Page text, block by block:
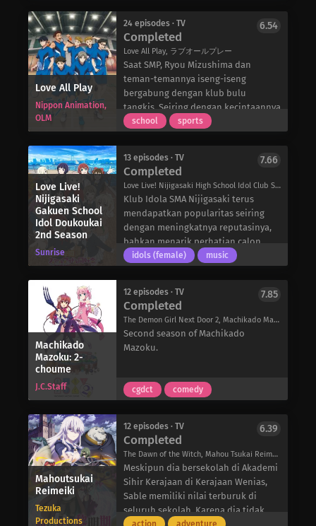
menyembuhkannya, Karla malah
secara tidak sengaja mengeluarkan
kutukan: jika Alvin berada terlalu
jauh darinya, dia akan mati.
Meskipun dipaksa untuk menemani
Karla sampai kutukan itu
dipatahkan, Alvin tetap teguh dalam
ambisinya untuk menjadi petualang
sisinya, perjalanan menuju
tujuannya dapat menjadi lebih
mudah-atau lebih sulit-tergantung
pada keinginan Karla.
setiap kali topik pria muncul. Tanpa
menyadari perasaan misterius apa
yang menguasai hatinya, rasa ingin
tahu Tsubaki yang semakin besar
segera mengganggu kemampuannya
untuk tetap fokus pada
pekerjaannya.
Love All Play
Nippon Animation,
OLM
24 episodes · TV
Completed
Love All Play, ラブオールプレー
6.54
Saat SMP, Ryou Mizushima dan
teman-temannya iseng-iseng
bergabung dengan klub bulu
tangkis. Seiring dengan kecintaannya
pada olahraga ini, Ryou bekerja
bulutangkisnya hingga ia berhasil
lolos ke turnamen tingkat prefektur.
Karena tidak memiliki pelatih yang
dapat mengeluarkan potensinya
secara maksimal, ia tidak
mempertimbangkan untuk masuk ke
sekolah menengah atas yang
memiliki tim bulutangkis yang kuat.
masuk ke sekolah menengah
setempat di mana ia bisa bermain
bulutangkis untuk bersenang-
senang.
Namun, perspektif Ryou berubah
Institusi ini tidak hanya memiliki
Kento Yusa, pemain yang dikagumi
Ryou. Meskipun awalnya ragu-ragu,
Ryou memutuskan untuk mendaftar
dengan dukungan dari saudara
perempuannya. Dengan ambisi yang
kuat, ia mulai menimba pengalaman
dengan bimbingan pelatih yang
school sports
Love Live!
Nijigasaki
Gakuen School
Idol Doukoukai
2nd Season
Sunrise
13 episodes · TV
Completed
Love Live! Nijigasaki High School Idol Club Season 2, Love Live! Nijigasaki High School Idol Club 2nd Season, ラブライブ! 虹ヶ咲学園スクールアイドル同好会
7.66
Klub Idola SMA Nijigasaki terus
mendapatkan popularitas seiring
dengan meningkatnya reputasinya,
bahkan menarik perhatian calon
idola sekolah, Zhong Lanzhu. Namun,
anggotanya, dia menyadari bahwa
cita-cita mereka berbeda dengan
cita-citanya. Hal ini memicu awal
bisa memikat penonton yang lebih
banyak di Festival Idola Sekolah yang
Dengan demikian, klub idola sekolah
memulai babak baru dalam upayanya
untuk meraih ketenaran sebagai
bintang. Menjadi lebih bersatu dari
sebelumnya, para gadis terus
berlatih untuk festival – ingin
menunjukkan kepada Lanzhu apa
idols (female) music
Machikado
Mazoku: 2-
choume
J.C.Staff
12 episodes · TV
Completed
The Demon Girl Next Door 2, Machikado Mazoku 2nd Season, The Demon Girl Next Door 2nd Season, まちカドまぞく 2丁目
7.85
Second season of Machikado
Mazoku.
cgdct comedy
Mahoutsukai
Reimeiki
Tezuka
Productions
12 episodes · TV
Completed
The Dawn of the Witch, Mahou Tsukai Reimeiki, 魔法使い黎明期
6.39
Meskipun dia bersekolah di Akademi
Sihir Kerajaan di Kerajaan Wenias,
Sable memiliki nilai terburuk di
seluruh sekolah. Karena dia tidak
action adventure